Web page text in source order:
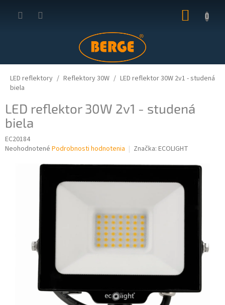
KOŠÍK
LED reflektory Reflektory 30W
LED reflektor 30W 2v1 - studená
biela
LED reflektor 30W 2v1 - studená
biela
EC20184
Priemerné
hviezdičiek.
Neohodnotené Podrobnosti hodnotenia Značka: ECOLIGHT